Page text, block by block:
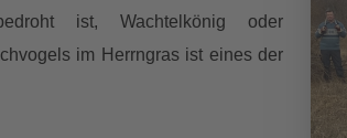
ist, Wachtelkönig oder
im Herrngras ist eines der